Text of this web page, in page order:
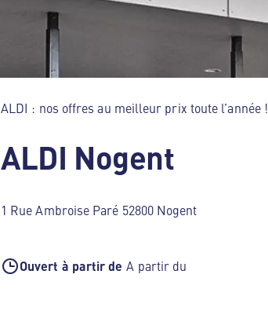
ALDI : nos offres au meilleur prix toute l’année !
ALDI Nogent
1 Rue Ambroise Paré 52800 Nogent
Ouvert à partir de A partir du